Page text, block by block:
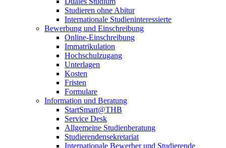
Studieren ohne Abitur
Internationale Studieninteressierte
Bewerbung und Einschreibung
Online-Einschreibung
Immatrikulation
Hochschulzugang
Unterlagen
Kosten
Fristen
Formulare
Information und Beratung
StartSmart@THB
Service Desk
Allgemeine Studienberatung
Studierendensekretariat
Internationale Bewerber und Studierende